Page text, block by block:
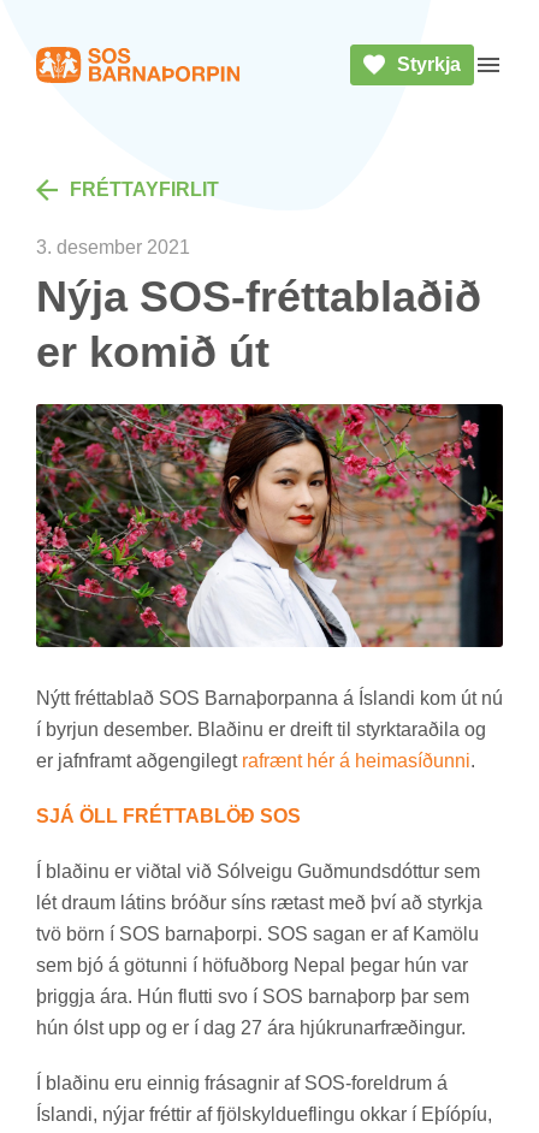
Heim Styrkja Opna
FRÉTTA­YF­IR­LIT
3. des­em­ber 2021
Nýja SOS-frétta­blað­ið
er kom­ið út
Nýtt frétta­blað SOS Barna­þorp­anna á Ís­landi kom út nú
í byrj­un des­em­ber. Blað­inu er dreift til styrktarað­ila og
er jafn­framt að­gengi­legt ra­f­rænt hér á heima­síð­unni.
SJÁ ÖLL FRÉTTABLÖÐ SOS
Í blað­inu er við­tal við Sól­veigu Guð­munds­dótt­ur sem
lét draum lát­ins bróð­ur síns ræt­ast með því að styrkja
tvö börn í SOS barna­þorpi. SOS sag­an er af Kamölu
sem bjó á göt­unni í höf­uð­borg Nepal þeg­ar hún var
þriggja ára. Hún flutti svo í SOS barna­þorp þar sem
hún ólst upp og er í dag 27 ára hjúkr­un­ar­fræð­ing­ur.
Í blað­inu eru einnig frá­sagn­ir af SOS-for­eldr­um á
Ís­landi, nýj­ar frétt­ir af fjöl­skyldu­efl­ingu okk­ar í Eþí­óp­íu,